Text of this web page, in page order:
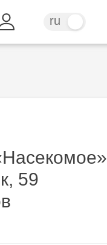
ru
59